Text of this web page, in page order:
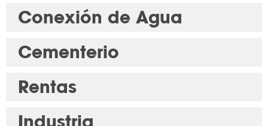
Conexión de Agua
Cementerio
Rentas
Industria